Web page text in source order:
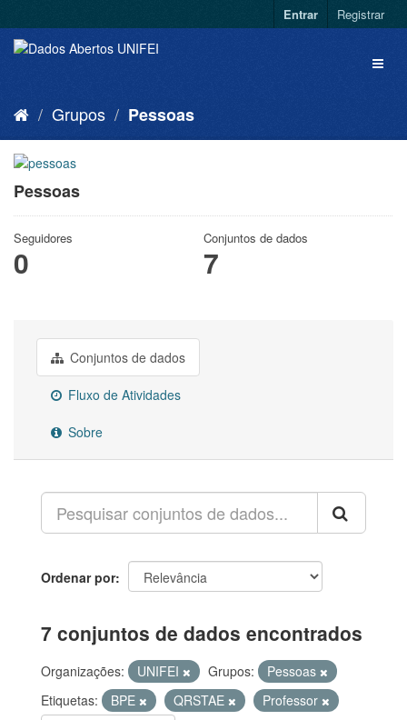
Entrar Registrar
Grupos Pessoas
Pessoas
Seguidores
0
Conjuntos de dados
7
Conjuntos de dados
Fluxo de Atividades
Sobre
Ordenar por
7 conjuntos de dados encontrados
Organizações: UNIFEI Grupos:
Pessoas
Etiquetas:
BPE QRSTAE
Professor